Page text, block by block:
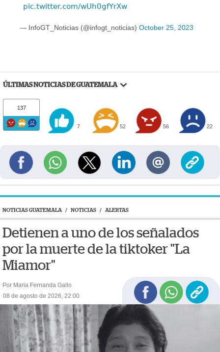
pic.twitter.com/wUh0gfYrXw
— InfoGT_Noticias (@infogt_noticias) October 25, 2023
ÚLTIMAS NOTICIAS DE GUATEMALA
137
7 52 56 22
NOTICIAS GUATEMALA / NOTICIAS / ALERTAS
Detienen a uno de los señalados
por la muerte de la tiktoker "La
Miamor"
Por Maria Fernanda Gallo
08 de agosto de 2026, 22:00